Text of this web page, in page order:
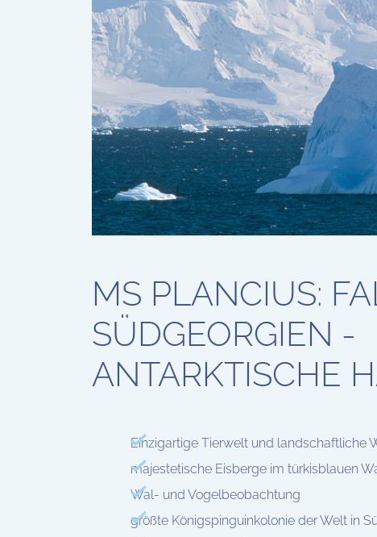
MS PLANCIUS:
SÜDGEORGIEN -
ANTARKTISCHE
Einzigartige Tierwelt und landschaftliche
majestetische Eisberge im türkisblauen
Wal- und Vogelbeobachtung
größte Königspinguinkolonie der Welt in